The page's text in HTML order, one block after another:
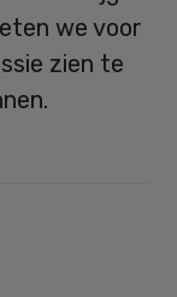
we voor
zien te